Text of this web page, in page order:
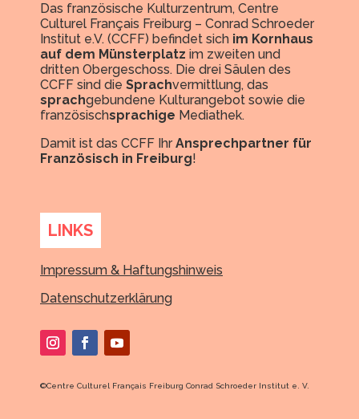
Das französische Kulturzentrum, Centre
Culturel Français Freiburg – Conrad Schroeder
Institut e.V. (CCFF) befindet sich im Kornhaus
auf dem Münsterplatz im zweiten und
dritten Obergeschoss. Die drei Säulen des
CCFF sind die Sprachvermittlung, das
sprachgebundene Kulturangebot sowie die
französischsprachige Mediathek.
Damit ist das CCFF IhrAnsprechpartner für
Französisch in Freiburg!
LINKS
Impressum & Haftungshinweis
Datenschutzerklärung
©Centre Culturel Français Freiburg Conrad Schroeder Institut e. V.